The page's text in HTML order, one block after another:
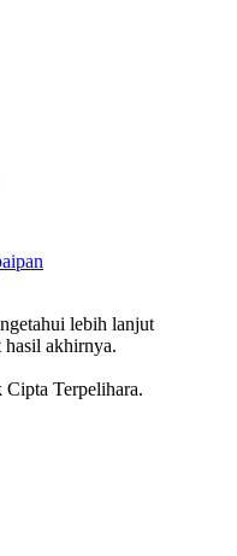
lebih lanjut
hasil akhirnya.
Terpelihara.